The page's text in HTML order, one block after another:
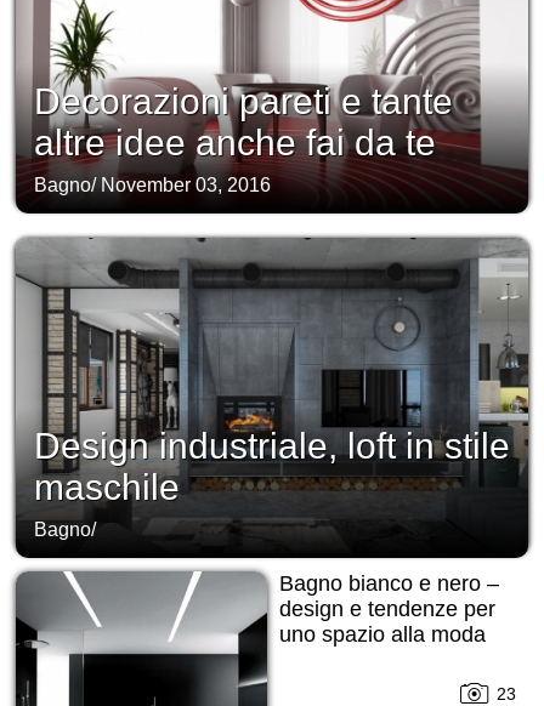
Decorazioni pareti e tante
altre idee anche fai da te
Bagno/ November 03, 2016
Design industriale, loft in stile
maschile
Bagno/
Bagno bianco e nero –
design e tendenze per
uno spazio alla moda
23